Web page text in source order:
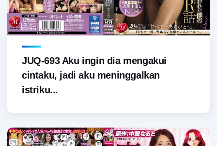
JUQ-693 Aku ingin dia mengakui
cintaku, jadi aku meninggalkan
istriku...